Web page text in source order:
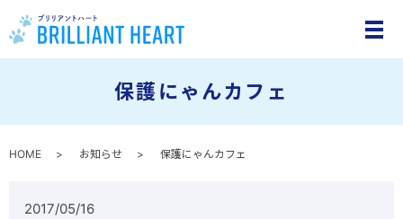
メ
保護にゃんカフェ
HOME お知らせ 保護にゃんカフェ
2017/05/16